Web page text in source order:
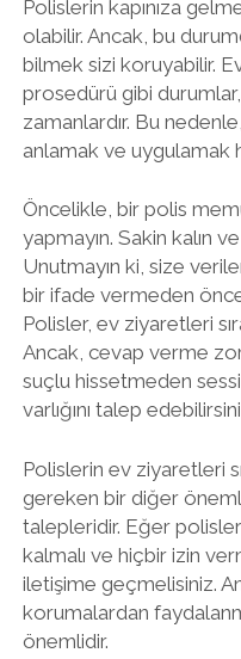
Polislerin kapınıza
olabilir. Ancak, bu
bilmek sizi koruyabilir.
prosedürü gibi durumlar,
zamanlardır. Bu
anlamak ve uygulamak
Öncelikle, bir polis
yapmayın. Sakin kalın
Unutmayın ki, size
bir ifade vermeden
Polisler, ev ziyaretleri
Ancak, cevap verme
suçlu hissetmeden
varlığını talep
Polislerin ev ziyaretleri
gereken bir diğer
talepleridir. Eğer
kalmalı ve hiçbir izin
iletişime geçmelisiniz.
korumalardan
önemlidir.